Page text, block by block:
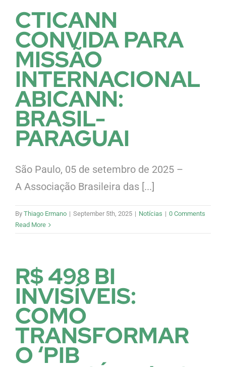
CTICANN
CONVIDA PARA
MISSÃO
INTERNACIONAL
ABICANN:
BRASIL-
PARAGUAI
São Paulo, 05 de setembro de 2025 –
A Associação Brasileira das [...]
By Thiago Ermano | September 5th, 2025 | Notícias | 0 Comments
Read More
R$ 498 BI
INVISÍVEIS:
COMO
TRANSFORMAR
O ‘PIB